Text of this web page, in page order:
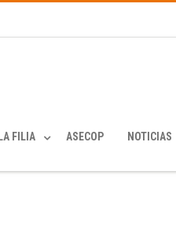
FILIA ASECOP NOTICIAS